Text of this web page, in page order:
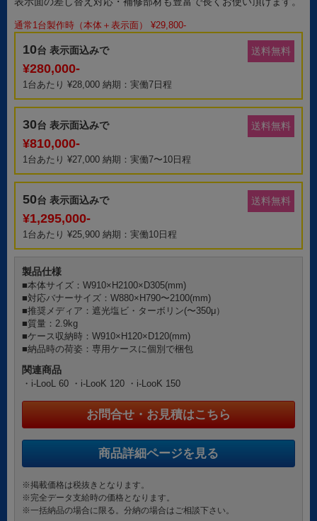
通常1台製作時（本体＋表示面） ¥29,800-
送料無料
10台 表示面込みで
¥280,000-
1台あたり ¥28,000 納期：実働7日程
送料無料
30台 表示面込みで
¥810,000-
1台あたり ¥27,000 納期：実働7〜10日程
送料無料
50台 表示面込みで
¥1,295,000-
1台あたり ¥25,900 納期：実働10日程
製品仕様
■本体サイズ：W910×H2100×D305(mm)
■対応バナーサイズ：W880×H790〜2100(mm)
■推奨メディア：遮光塩ビ・ターボリン(〜350μ）
■質量：2.9kg
■ケース収納時：W910×H120×D120(mm)
■納品時の荷姿：専用ケースに個別で梱包
関連商品
・i-LooL 60 ・i-LooK 120 ・i-LooK 150
お問合せ・お見積はこちら
商品詳細ページを見る
※掲載価格は税抜きとなります。
※完全データ支給時の価格となります。
※一括納品の場合に限る。分納の場合はご相談下さい。